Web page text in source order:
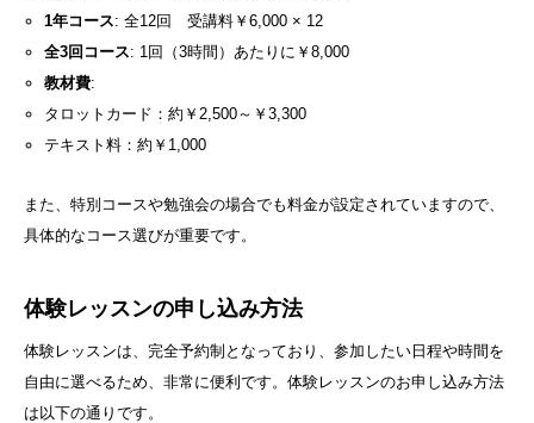
1年コース: 全12回 受講料￥6,000 × 12
全3回コース: 1回（3時間）あたりに￥8,000
教材費:
タロットカード：約￥2,500～￥3,300
テキスト料：約￥1,000
また、特別コースや勉強会の場合でも料金が設定されていますので、
具体的なコース選びが重要です。
体験レッスンの申し込み方法
体験レッスンは、完全予約制となっており、参加したい日程や時間を
自由に選べるため、非常に便利です。体験レッスンのお申し込み方法
は以下の通りです。